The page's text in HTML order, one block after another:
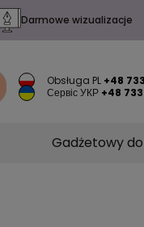
Darmowe wizualizacje
Obsługa PL +48
Сервіс УКР +48
Gadżetowy